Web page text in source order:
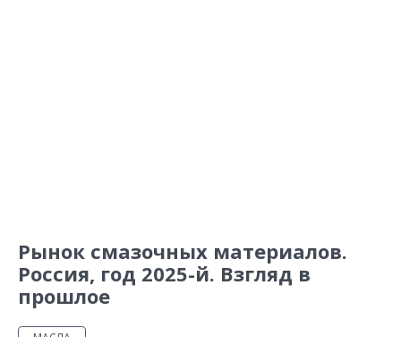
Рынок смазочных материалов.
Россия, год 2025-й. Взгляд в
прошлое